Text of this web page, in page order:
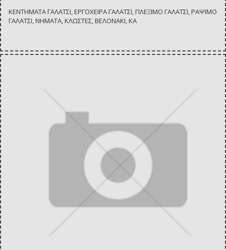
ΚΕΝΤΗΜΑΤΑ ΓΑΛΑΤΣΙ, ΕΡΓΟΧΕΙΡΑ ΓΑΛΑΤΣΙ, ΠΛΕΞΙΜΟ ΓΑΛΑΤΣΙ, ΡΑΨΙΜΟ
ΓΑΛΑΤΣΙ, ΝΗΜΑΤΑ, ΚΛΩΣΤΕΣ, ΒΕΛΟΝΑΚΙ, ΚΑ